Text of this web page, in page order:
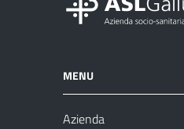
MENU
Azienda